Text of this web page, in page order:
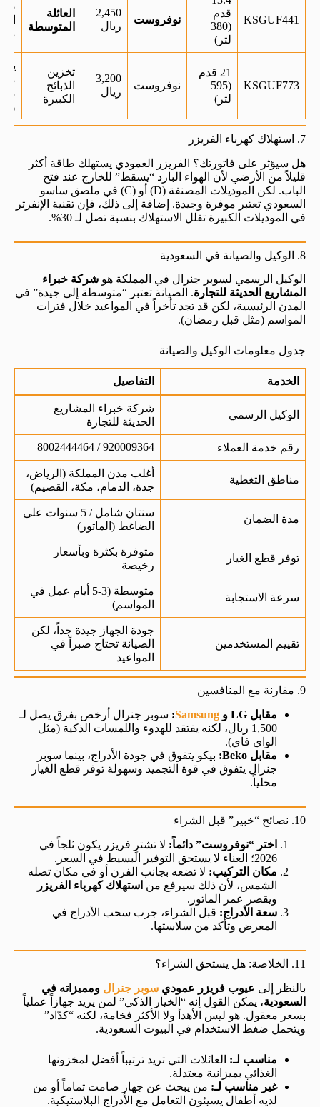
KSGUF441
قدم
(380
لتر)
نوفروست
2,450
ريال
العائلة
المتوسطة
KSGUF773
21 قدم
(595
لتر)
نوفروست
3,200
ريال
تخزين
الذبائح
الكبيرة
7. استهلاك كهرباء الفريزر
هل سيؤثر على فاتورتك؟ الفريزر العمودي يستهلك طاقة أكثر
قليلاً من الأرضي لأن الهواء البارد “يسقط” للخارج عند فتح
الباب. لكن الموديلات المصنفة (D) أو (C) في ملصق ساسو
السعودي تعتبر موفرة وجيدة. إضافة إلى ذلك، فإن تقنية الإنفرتر
في الموديلات الكبيرة تقلل الاستهلاك بنسبة تصل لـ 30%.
8. الوكيل والصيانة في السعودية
الوكيل الرسمي لسوبر جنرال في المملكة هو شركة خبراء
المشاريع الحديثة للتجارة. الصيانة تعتبر “متوسطة إلى جيدة” في
المدن الرئيسية، لكن قد تجد تأخراً في المواعيد خلال فترات
المواسم (مثل قبل رمضان).
جدول معلومات الوكيل والصيانة
الخدمة التفاصيل
الوكيل الرسمي
شركة خبراء المشاريع
الحديثة للتجارة
رقم خدمة العملاء 920009364 / 8002444464
مناطق التغطية
أغلب مدن المملكة (الرياض،
جدة، الدمام، مكة، القصيم)
مدة الضمان
سنتان شامل / 5 سنوات على
الضاغط (الماتور)
توفر قطع الغيار
متوفرة بكثرة وبأسعار
رخيصة
سرعة الاستجابة
متوسطة (3-5 أيام عمل في
المواسم)
تقييم المستخدمين
جودة الجهاز جيدة جداً، لكن
الصيانة تحتاج صبراً في
المواعيد
9. مقارنة مع المنافسين
مقابل LG و
Samsung
: سوبر جنرال أرخص بفرق يصل لـ
1,500 ريال، لكنه يفتقد للهدوء واللمسات الذكية (مثل
الواي فاي).
مقابل Beko:
بيكو يتفوق في جودة الأدراج، بينما سوبر
جنرال يتفوق في قوة التجميد وسهولة توفر قطع الغيار
محلياً.
10. نصائح “خبير” قبل الشراء
اختر “نوفروست” دائماً: لا تشترِ فريزر يكون ثلجاً في
2026؛ العناء لا يستحق التوفير البسيط في السعر.
مكان التركيب: لا تضعه بجانب الفرن أو في مكان تصله
الشمس، لأن ذلك سيرفع من استهلاك كهرباء الفريزر
ويقصر عمر الماتور.
سعة الأدراج: قبل الشراء، جرب سحب الأدراج في
المعرض وتأكد من سلاستها.
11. الخلاصة: هل يستحق الشراء؟
بالنظر إلى عيوب فريزر عمودي سوبر جنرال ومميزاته في
السعودية، يمكن القول إنه “الخيار الذكي” لمن يريد جهازاً عملياً
بسعر معقول. هو ليس الأهدأ ولا الأكثر فخامة، لكنه “كدّاد”
ويتحمل ضغط الاستخدام في البيوت السعودية.
مناسب لـ: العائلات التي تريد ترتيباً أفضل لمخزونها
الغذائي بميزانية معتدلة.
غير مناسب لـ: من يبحث عن جهاز صامت تماماً أو من
لديه أطفال يسيئون التعامل مع الأدراج البلاستيكية.